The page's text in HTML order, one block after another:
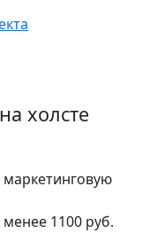
холсте
1100 руб.